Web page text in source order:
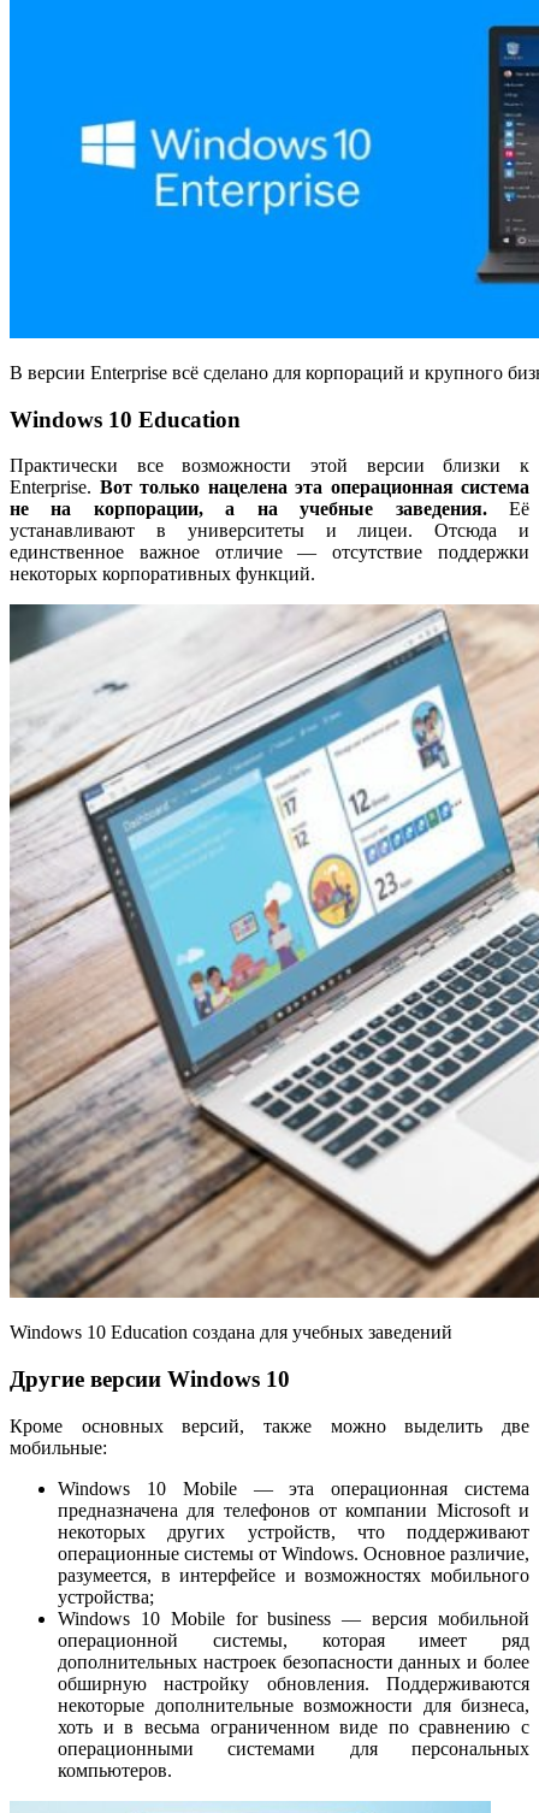
В версии Enterprise всё сделано для корпораций и крупного
Windows 10 Education
Практически все возможности этой версии близки к
Enterprise. Вот только нацелена эта операционная система
не на корпорации, а на учебные заведения.Её
устанавливают в университеты и лицеи. Отсюда и
единственное важное отличие — отсутствие поддержки
некоторых корпоративных функций.
Windows 10 Education создана для учебных заведений
Другие версии Windows 10
Кроме основных версий, также можно выделить две
мобильные:
Windows 10 Mobile — эта операционная система
предназначена для телефонов от компании Microsoft и
некоторых других устройств, что поддерживают
операционные системы от Windows. Основное различие,
разумеется, в интерфейсе и возможностях мобильного
устройства;
Windows 10 Mobile for business — версия мобильной
операционной системы, которая имеет ряд
дополнительных настроек безопасности данных и более
обширную настройку обновления. Поддерживаются
некоторые дополнительные возможности для бизнеса,
хоть и в весьма ограниченном виде по сравнению с
операционными системами для персональных
компьютеров.